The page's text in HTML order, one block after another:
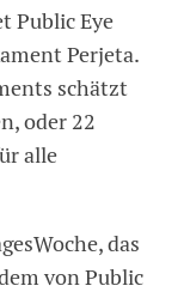
Public Eye
Perjeta.
schätzt
oder 22
alle
das
von Public